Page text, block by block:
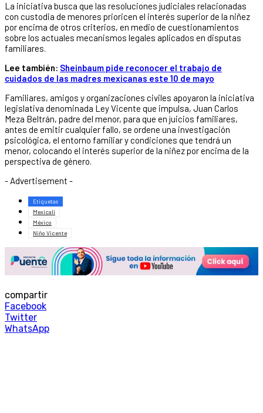
La iniciativa busca que las resoluciones judiciales relacionadas
con custodia de menores prioricen el interés superior de la niñez
por encima de otros criterios, en medio de cuestionamientos
sobre los actuales mecanismos legales aplicados en disputas
familiares.
Lee también: Sheinbaum pide reconocer el trabajo de
cuidados de las madres mexicanas este 10 de mayo
Familiares, amigos y organizaciones civiles apoyaron la iniciativa
legislativa denominada Ley Vicente que impulsa, Juan Carlos
Meza Beltrán, padre del menor, para que en juicios familiares,
antes de emitir cualquier fallo, se ordene una investigación
psicológica, el entorno familiar y condiciones que tendrá un
menor, colocando el interés superior de la niñez por encima de la
perspectiva de género.
- Advertisement -
Etiquetas
Mexicali
México
Niño Vicente
compartir
Facebook
Twitter
WhatsApp